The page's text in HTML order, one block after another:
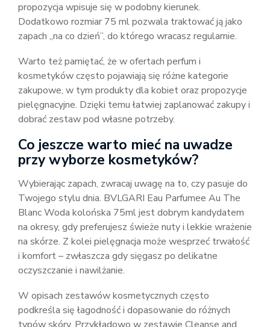
propozycja wpisuje się w podobny kierunek.
Dodatkowo rozmiar 75 ml pozwala traktować ją jako
zapach „na co dzień”, do którego wracasz regularnie.
Warto też pamiętać, że w ofertach perfum i
kosmetyków często pojawiają się różne kategorie
zakupowe, w tym produkty dla kobiet oraz propozycje
pielęgnacyjne. Dzięki temu łatwiej zaplanować zakupy i
dobrać zestaw pod własne potrzeby.
Co jeszcze warto mieć na uwadze
przy wyborze kosmetyków?
Wybierając zapach, zwracaj uwagę na to, czy pasuje do
Twojego stylu dnia. BVLGARI Eau Parfumee Au The
Blanc Woda kolońska 75ml jest dobrym kandydatem
na okresy, gdy preferujesz świeże nuty i lekkie wrażenie
na skórze. Z kolei pielęgnacja może wesprzeć trwałość
i komfort – zwłaszcza gdy sięgasz po delikatne
oczyszczanie i nawilżanie.
W opisach zestawów kosmetycznych często
podkreśla się łagodność i dopasowanie do różnych